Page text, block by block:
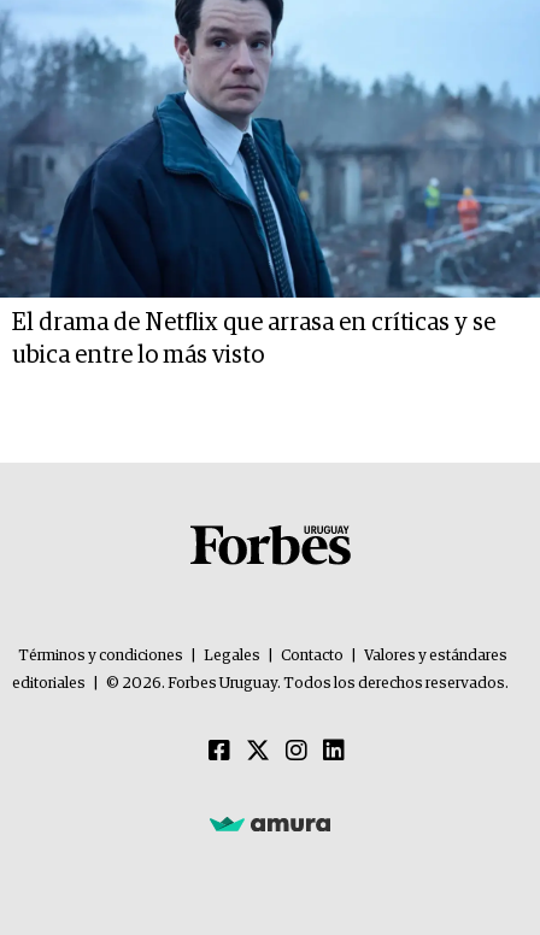
El drama de Netflix que arrasa en críticas y se
ubica entre lo más visto
Términos y condiciones Legales Contacto
Valores y estándares
editoriales
© 2026. Forbes Uruguay. Todos los derechos reservados.